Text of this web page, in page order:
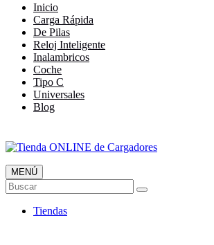
Inicio
Carga Rápida
De Pilas
Reloj Inteligente
Inalambricos
Coche
Tipo C
Universales
Blog
Tienda ONLINE de Cargadores
Más Baratos
MENÚ
Buscar
Tiendas